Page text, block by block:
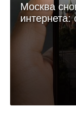
Москва